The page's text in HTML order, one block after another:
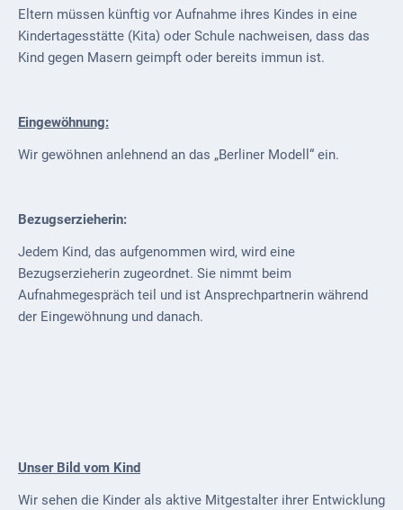
Eltern müssen künftig vor Aufnahme ihres Kindes in eine
Kindertagesstätte (Kita) oder Schule nachweisen, dass das
Kind gegen Masern geimpft oder bereits immun ist.
Eingewöhnung:
Wir gewöhnen anlehnend an das „Berliner Modell“ ein.
Bezugserzieherin:
Jedem Kind, das aufgenommen wird, wird eine
Bezugserzieherin zugeordnet. Sie nimmt beim
Aufnahmegespräch teil und ist Ansprechpartnerin während
der Eingewöhnung und danach.
Unser Bild vom Kind
Wir sehen die Kinder als aktive Mitgestalter ihrer Entwicklung